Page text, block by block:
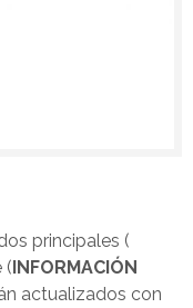
principales (
(INFORMACIÓN
actualizados con